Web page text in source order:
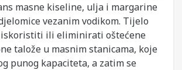
masne kiseline, ulja i margarine
vezanim vodikom. Tijelo
iskoristiti ili eliminirati oštećene
talože u masnim stanicama, koje
punog kapaciteta, a zatim se